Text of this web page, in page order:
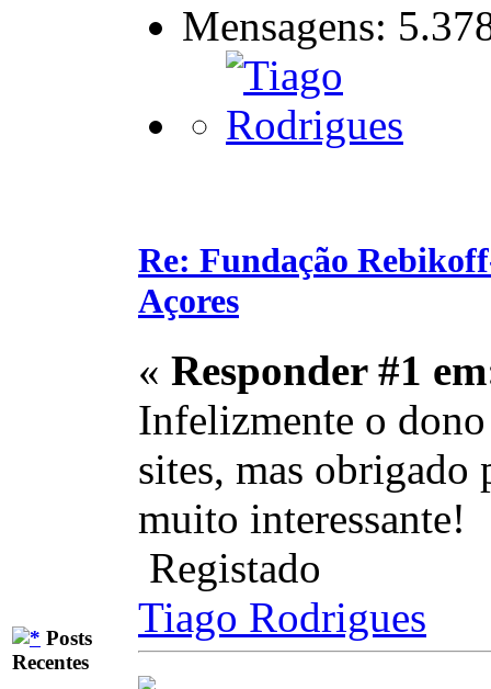
Posts
Recentes
Mensagens:
Re: Fundação
Açores
« Responder #1
Infelizmente o
sites, mas obrigado
muito interessante!
Registado
Tiago Rodrigues